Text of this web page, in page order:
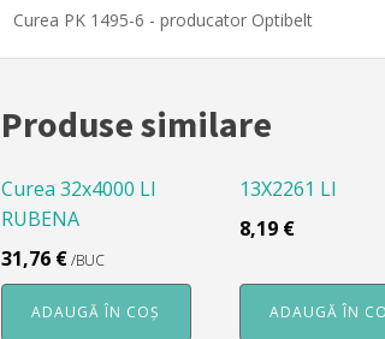
Curea PK 1495-6 - producator Optibelt
Produse similare
Curea 32x4000 LI
RUBENA
31,76 €/BUC
ADAUGĂ ÎN COȘ
13X2261 LI
8,19 €
ADAUGĂ ÎN